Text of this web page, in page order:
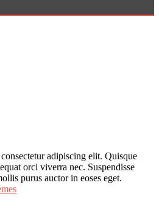
adipiscing elit. Quisque
orci viverra nec. Suspendisse
purus auctor in eoses eget.